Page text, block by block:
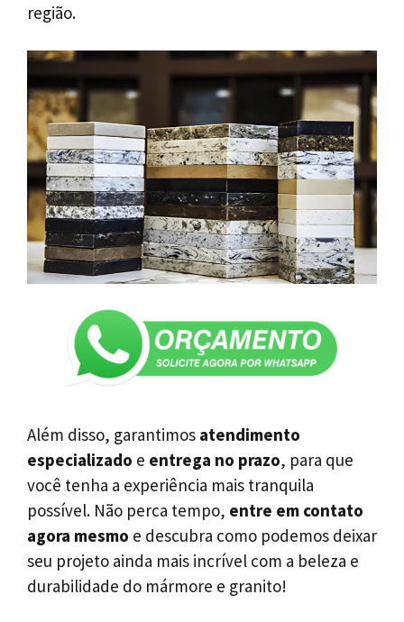
região.
Além disso, garantimos atendimento
especializado e entrega no prazo, para que
você tenha a experiência mais tranquila
possível. Não perca tempo, entre em contato
agora mesmo e descubra como podemos deixar
seu projeto ainda mais incrível com a beleza e
durabilidade do mármore e granito!